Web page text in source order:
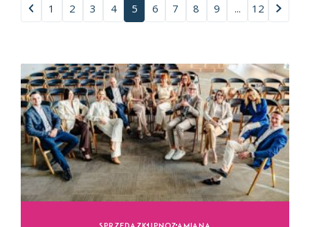
1 2 3 4 5 6 7 8 9 ... 12